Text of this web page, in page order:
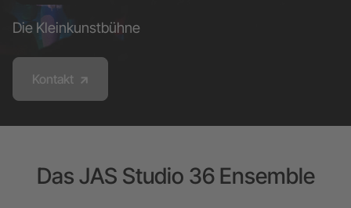
Die Kleinkunstbühne
Kontakt
Das JAS Studio 36 Ensemble